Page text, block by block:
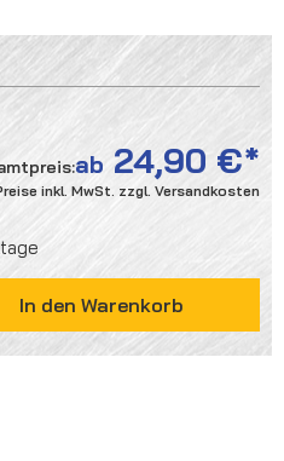
ab 24,90 €
inkl. MwSt. zzgl. Versandkosten
DEN GEWÜNSCHTEN
In den Warenkorb